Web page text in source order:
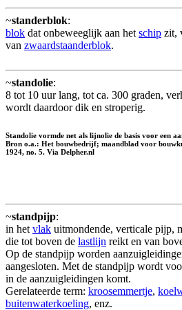
~standerblok:
blok dat onbeweeglijk aan het schip zit,
van zwaardstaanderblok.
~standolie:
8 tot 10 uur lang, tot ca. 300 graden,
wordt daardoor dik en stroperig.
Standolie vormde net als lijnolie de basis voor een
Bron o.a.: Het bouwbedrijf; maandblad voor
1924, no. 5. Via Delpher.nl
~standpijp:
in het vlak uitmondende, verticale pijp,
die tot boven de lastlijn reikt en van
Op de standpijp worden
aangesloten. Met de standpijp wordt
in de aanzuigleidingen komt.
Gerelateerde term: kroosemmertje,
buitenwaterkoeling, enz.